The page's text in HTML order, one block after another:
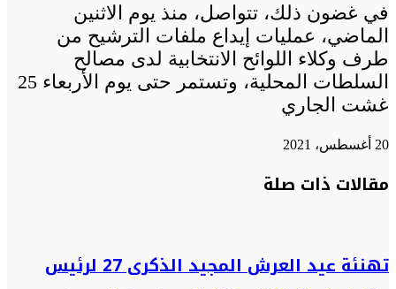
في غضون ذلك، تتواصل، منذ يوم الاثنين
الماضي، عمليات إيداع ملفات الترشيح من
طرف وكلاء اللوائح الانتخابية لدى مصالح
السلطات المحلية، وتستمر حتى يوم الأربعاء 25
غشت الجاري
20 أغسطس، 2021
عبر
البريد
مقالات ذات صلة
تهنئة عيد العرش المجيد الذكرى 27 لرئيس